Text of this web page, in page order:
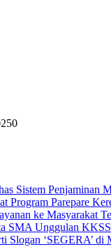
Sistem Penjaminan
Program Parepare
ke Masyarakat
SMA Unggulan
‘SEGERA’ di